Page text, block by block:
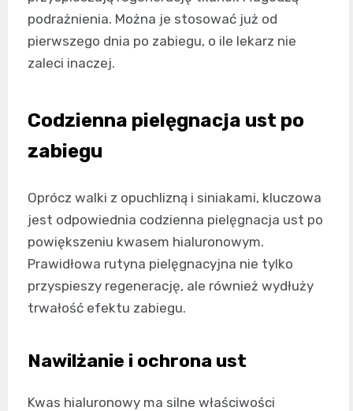
podrażnienia. Można je stosować już od
pierwszego dnia po zabiegu, o ile lekarz nie
zaleci inaczej.
Codzienna pielęgnacja ust po
zabiegu
Oprócz walki z opuchlizną i siniakami, kluczowa
jest odpowiednia codzienna pielęgnacja ust po
powiększeniu kwasem hialuronowym.
Prawidłowa rutyna pielęgnacyjna nie tylko
przyspieszy regenerację, ale również wydłuży
trwałość efektu zabiegu.
Nawilżanie i ochrona ust
Kwas hialuronowy ma silne właściwości